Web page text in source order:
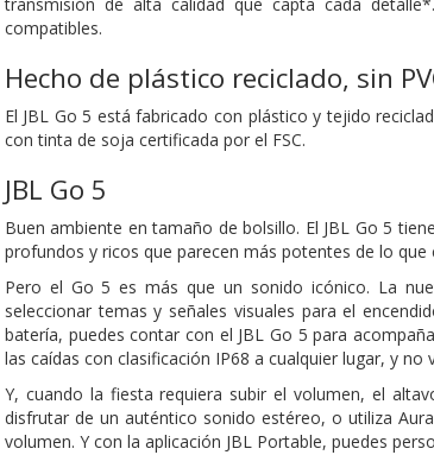
transmisión de alta calidad que capta cada
compatibles.
Hecho de plástico reciclado, sin
El JBL Go 5 está fabricado con plástico y tejido
con tinta de soja certificada por el FSC.
JBL Go 5
Buen ambiente en tamaño de bolsillo. El JBL Go 5
profundos y ricos que parecen más potentes de lo
Pero el Go 5 es más que un sonido icónico. La
seleccionar temas y señales visuales para el
batería, puedes contar con el JBL Go 5 para
las caídas con clasificación IP68 a cualquier lugar, y
Y, cuando la fiesta requiera subir el volumen, el
disfrutar de un auténtico sonido estéreo, o utiliza
volumen. Y con la aplicación JBL Portable, puedes